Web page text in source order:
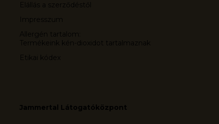
Elállás a szerződéstől
Impresszum
Allergén tartalom:
Termékeink kén-dioxidot tartalmaznak
Etikai kódex
Jammertal Látogatóközpont